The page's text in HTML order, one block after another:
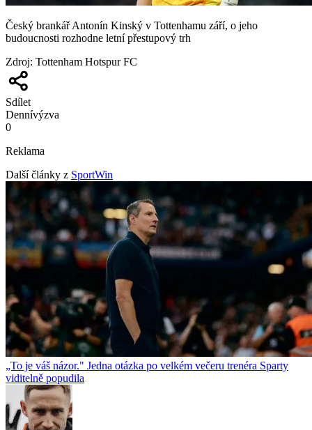
Český brankář Antonín Kinský v Tottenhamu září, o jeho
budoucnosti rozhodne letní přestupový trh
Zdroj: Tottenham Hotspur FC
Sdílet
Dennívýzva
0
Reklama
Další články z SportWin
„To je váš názor." Jedna otázka po velkém večeru trenéra Sparty
viditelně popudila